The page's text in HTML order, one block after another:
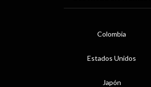
Colombia
Estados Unidos
Japón